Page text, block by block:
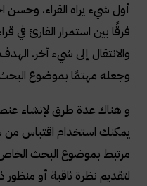
أول شيء يراه القراء. وحسن
فرقًا بين استمرار القارئ في
والانتقال إلى شيء آخر.
وجعله مهتمًا بموضوع
و هناك عدة طرق لإنشاء
يمكنك استخدام اقتباس
مرتبط بموضوع البحث الخاص
لتقديم نظرة ثاقبة أو